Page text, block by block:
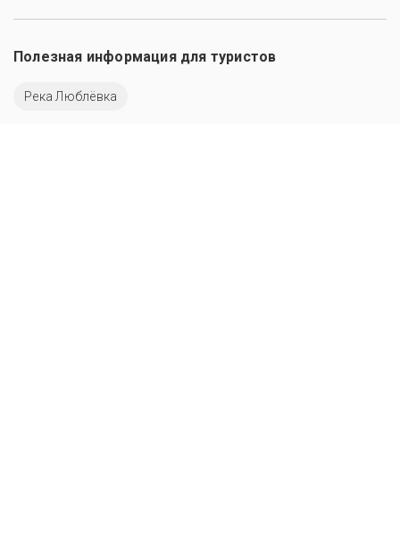
Полезная информация для туристов
Река Люблёвка